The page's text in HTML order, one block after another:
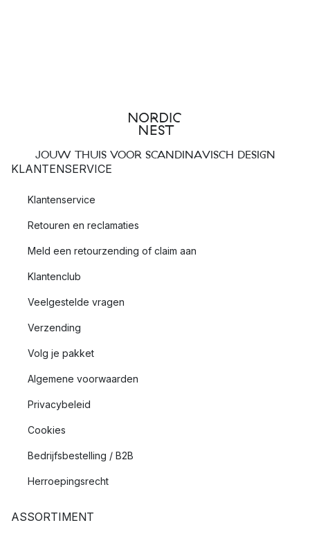
JOUW THUIS VOOR SCANDINAVISCH DESIGN
KLANTENSERVICE
Klantenservice
Retouren en reclamaties
Meld een retourzending of claim aan
Klantenclub
Veelgestelde vragen
Verzending
Volg je pakket
Algemene voorwaarden
Privacybeleid
Cookies
Bedrijfsbestelling / B2B
Herroepingsrecht
ASSORTIMENT